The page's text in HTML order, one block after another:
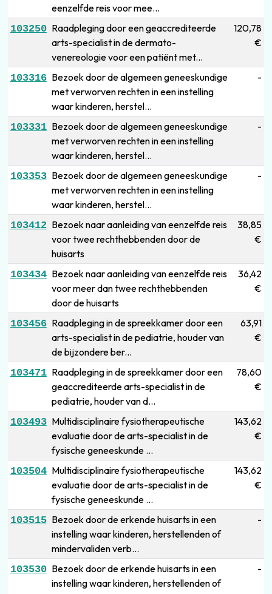
eenzelfde reis voor mee...
103250 Raadpleging door een geaccrediteerde
arts-specialist in de dermato-
venereologie voor een patiënt met...
120,78
€
103316 Bezoek door de algemeen geneeskundige
met verworven rechten in een instelling
waar kinderen, herstel...
-
103331 Bezoek door de algemeen geneeskundige
met verworven rechten in een instelling
waar kinderen, herstel...
-
103353 Bezoek door de algemeen geneeskundige
met verworven rechten in een instelling
waar kinderen, herstel...
-
103412 Bezoek naar aanleiding van eenzelfde reis
voor twee rechthebbenden door de
huisarts
38,85
€
103434 Bezoek naar aanleiding van eenzelfde reis
voor meer dan twee rechthebbenden
door de huisarts
36,42
€
103456 Raadpleging in de spreekkamer door een
arts-specialist in de pediatrie, houder van
de bijzondere ber...
63,91
€
103471 Raadpleging in de spreekkamer door een
geaccrediteerde arts-specialist in de
pediatrie, houder van d...
78,60
€
103493 Multidisciplinaire fysiotherapeutische
evaluatie door de arts-specialist in de
fysische geneeskunde ...
143,62
€
103504 Multidisciplinaire fysiotherapeutische
evaluatie door de arts-specialist in de
fysische geneeskunde ...
143,62
€
103515 Bezoek door de erkende huisarts in een
instelling waar kinderen, herstellenden of
mindervaliden verb...
-
103530 Bezoek door de erkende huisarts in een
instelling waar kinderen, herstellenden of
-